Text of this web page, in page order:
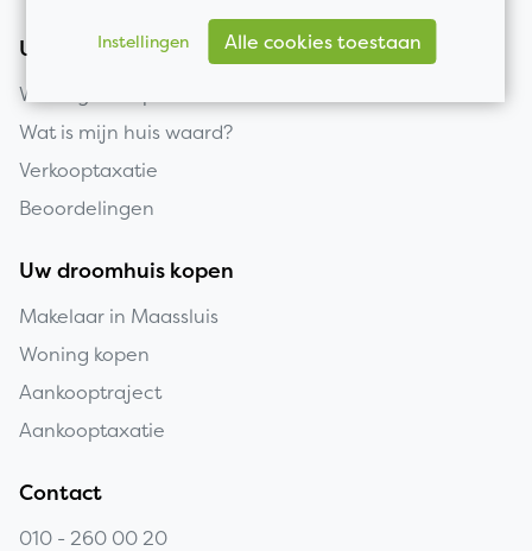
Uw huis verkopen
Woning verkopen
Wat is mijn huis waard?
Verkooptaxatie
Beoordelingen
Uw droomhuis kopen
Makelaar in Maassluis
Woning kopen
Aankooptraject
Aankooptaxatie
Contact
010 - 260 00 20
Instellingen Alle cookies toestaan